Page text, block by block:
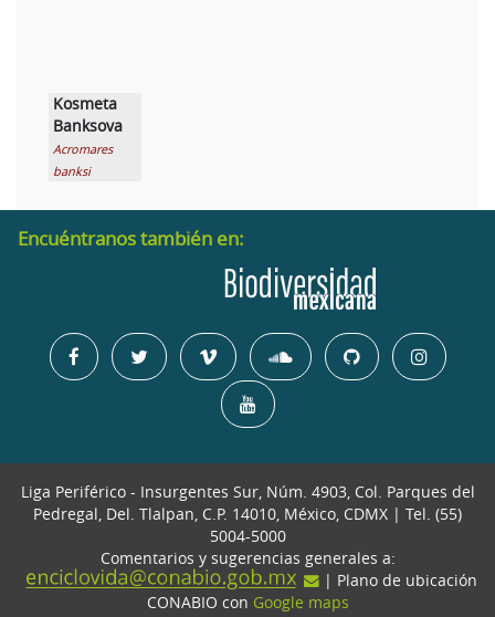
Kosmeta
Banksova
Acromares
banksi
Encuéntranos también en:
Liga Periférico - Insurgentes Sur, Núm. 4903, Col. Parques del
Pedregal, Del. Tlalpan, C.P. 14010, México, CDMX | Tel. (55)
5004-5000
Comentarios y sugerencias generales a:
| Plano de ubicación
CONABIO con Google maps